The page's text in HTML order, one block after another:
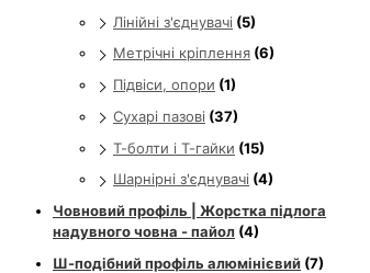
Лінійні з'єднувачі (5)
Метрічні кріплення (6)
Підвіси, опори (1)
Сухарі пазові (37)
Т-болти і Т-гайки (15)
Шарнірні з'єднувачі (4)
Човновий профіль | Жорстка підлога
надувного човна - пайол (4)
Ш-подібний профіль алюмінієвий (7)